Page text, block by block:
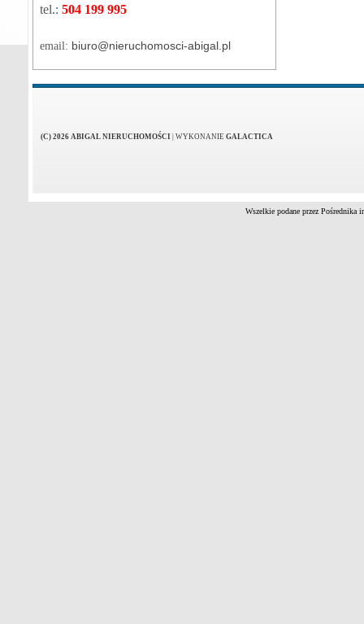
tel.: 504 199 995
email: biuro@nieruchomosci-abigal.pl
(C) 2026 ABIGAL NIERUCHOMOŚCI WYKONANIE GALACTICA
Wszelkie podane przez